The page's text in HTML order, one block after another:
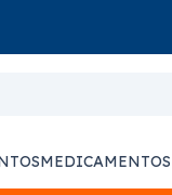
MEDICAMENTOS